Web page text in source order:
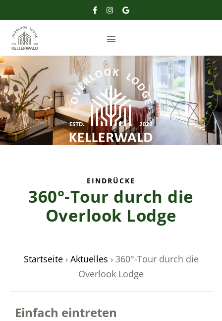
EINDRÜCKE
360°-Tour durch die
Overlook Lodge
Startseite› Aktuelles › 360°-Tour durch die
Overlook Lodge
Einfach eintreten